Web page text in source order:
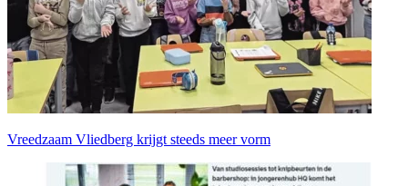
Vreedzaam Vliedberg krijgt steeds meer vorm